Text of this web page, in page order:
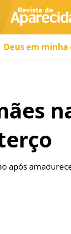
Deus em minha
após